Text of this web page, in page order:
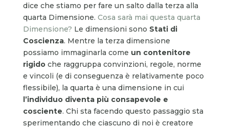
dice che stiamo per fare un salto dalla terza alla
quarta Dimensione. Cosa sarà mai questa quarta
Dimensione? Le dimensioni sono Stati di
Coscienza. Mentre la terza dimensione
possiamo immaginarla come un contenitore
rigidoche raggruppa convinzioni, regole, norme
e vincoli (e di conseguenza è relativamente poco
flessibile), la quarta è una dimensione in cui
l’individuo diventa più consapevole e
cosciente. Chi sta facendo questo passaggio sta
sperimentando che ciascuno di noi è creatore